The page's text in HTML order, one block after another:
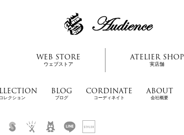
WEB STORE
ウェブストア
ATELIER SHOP
実店舗
レクション
BLOG
ブログ
CORDINATE
コーディネイト
ABOUT
会社概要